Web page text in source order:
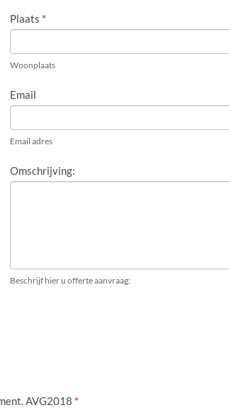
Plaats *
Woonplaats
Email
Email adres
Omschrijving:
Beschrijf hier u offerte aanvraag:
AVG2018 *